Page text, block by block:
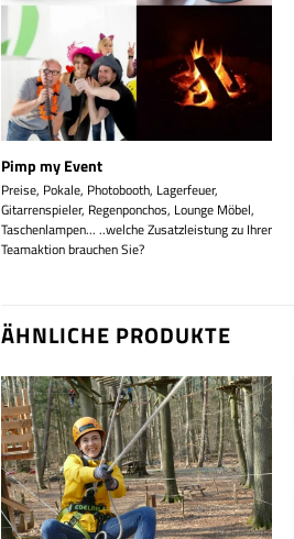
Pimp my Event
Preise, Pokale, Photobooth, Lagerfeuer,
Gitarrenspieler, Regenponchos, Lounge Möbel,
Taschenlampen... ..welche Zusatzleistung zu Ihrer
Teamaktion brauchen Sie?
ÄHNLICHE PRODUKTE